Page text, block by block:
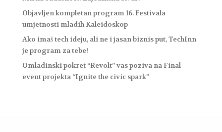
Objavljen kompletan program 16. Festivala
umjetnosti mladih Kaleidoskop
Ako imaš tech ideju, ali ne i jasan biznis put, TechInn
je program za tebe!
Omladinski pokret “Revolt” vas poziva na Final
event projekta “Ignite the civic spark”